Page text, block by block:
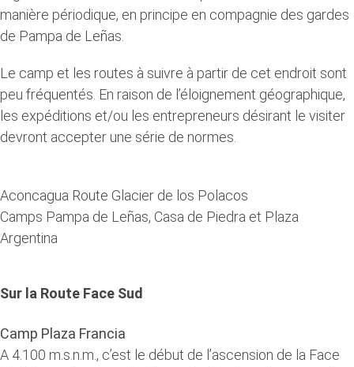
manière périodique, en principe en compagnie des gardes
de Pampa de Leñas.
Le camp et les routes à suivre à partir de cet endroit sont
peu fréquentés. En raison de l’éloignement géographique,
les expéditions et/ou les entrepreneurs désirant le visiter
devront accepter une série de normes.
Aconcagua Route Glacier de los Polacos
Camps Pampa de Leñas, Casa de Piedra et Plaza
Argentina
Sur la Route Face Sud
Camp Plaza Francia
A 4.100 m.s.n.m., c’est le début de l’ascension de la Face